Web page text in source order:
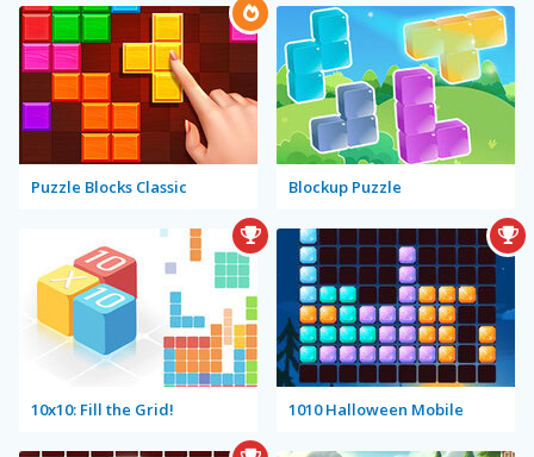
Puzzle Blocks Classic Blockup Puzzle
10x10: Fill the Grid! 1010 Halloween Mobile